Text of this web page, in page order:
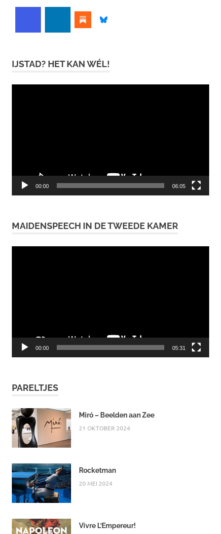
IJSTAD? HET KAN WÉL!
00:00 06:05
MAIDENSPEECH IN DE TWEEDE KAMER
00:00 05:31
PARELTJES
Miró – Beelden aan Zee
21 OKTOBER 2024
Rocketman
20 MEI 2024
Vivre L’Empereur!